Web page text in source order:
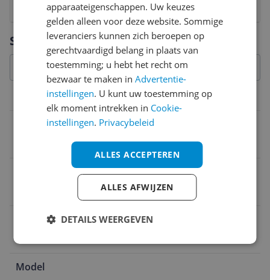
Specificaties
Algemene kenmerken
Verpakkingsinhoud
1 stuk
Model
7
6
5
4
3
2
Vraag 1 van 4
apparaateigenschappen. Uw keuzes
gelden alleen voor deze website. Sommige
leveranciers kunnen zich beroepen op
gerechtvaardigd belang in plaats van
toestemming; u hebt het recht om
bezwaar te maken inAdvertentie-
instellingen. U kunt uw toestemming op
elk moment intrekken in Cookie-
instellingen. Privacybeleid
ALLES ACCEPTEREN
ALLES AFWIJZEN
DETAILS WEERGEVEN